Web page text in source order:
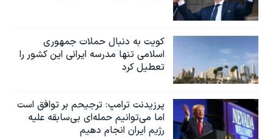
کویت به دنبال حملات جمهوری
اسلامی تنها مدرسه ایرانی این کشور را
تعطیل کرد
پرزیدنت ترامپ: ترجیحم بر توافق است
اما می‌توانیم حمله‌ای بی‌سابقه علیه
رژیم ایران انجام دهیم